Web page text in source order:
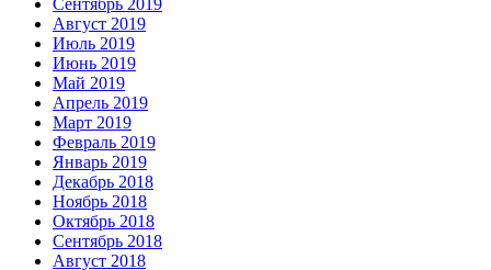
Сентябрь 2019
Август 2019
Июль 2019
Июнь 2019
Май 2019
Апрель 2019
Март 2019
Февраль 2019
Январь 2019
Декабрь 2018
Ноябрь 2018
Октябрь 2018
Сентябрь 2018
Август 2018